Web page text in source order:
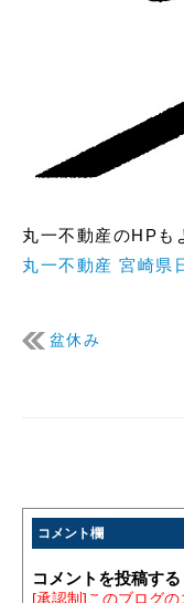
丸一不動産のHPも
丸一不動産 宮崎県
盆休み
コメント欄
コメントを投稿する
[承認制]このブログ